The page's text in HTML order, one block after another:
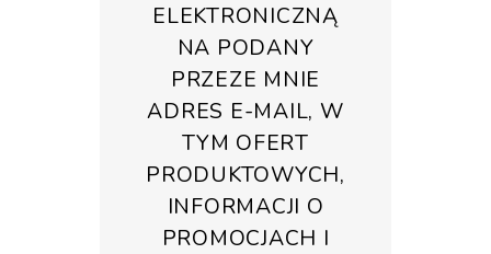
ELEKTRONICZNĄ
NA PODANY
PRZEZE MNIE
ADRES E-MAIL, W
TYM OFERT
PRODUKTOWYCH,
INFORMACJI O
PROMOCJACH I